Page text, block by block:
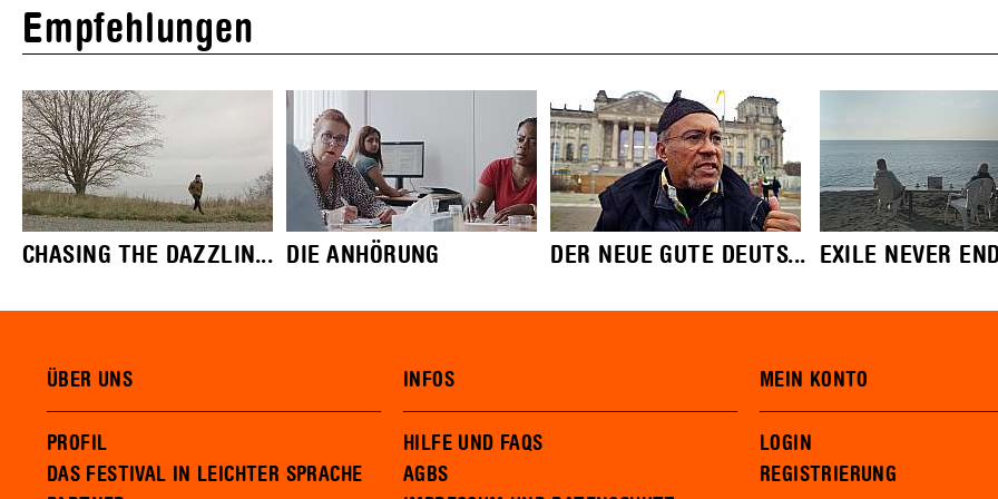
Empfehlungen
CHASING THE DAZZLIN... DIE ANHÖRUNG DER NEUE GUTE DEUTS... EXILE NEVER
ÜBER UNS
PROFIL
DAS FESTIVAL IN LEICHTER SPRACHE
INFOS
HILFE UND FAQS
AGBS
MEIN KONTO
LOGIN
REGISTRIERUNG